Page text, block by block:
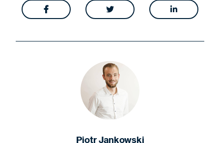
  
Piotr Jankowski